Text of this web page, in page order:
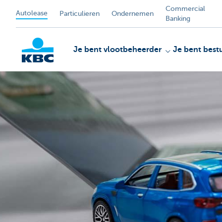
Autolease Particulieren Ondernemen
Commercial
Banking
Je bent vlootbeheerder Je bent